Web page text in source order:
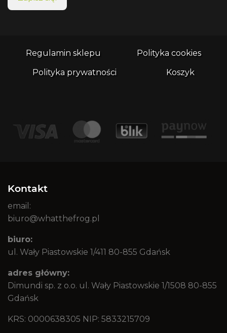
Regulamin sklepu Polityka cookies
Polityka prywatności Koszyk
Kontakt
email:
biuro@whatthefrog.pl
biuro:
ul. Wały Piastowskie 1/411 80-855 Gdańsk
adres główny:
Dimundi sp. z o.o. ul. Wały Piastowskie 1/1508 80-855
Gdańsk
KRS: 0000638305 NIP: 5833215709